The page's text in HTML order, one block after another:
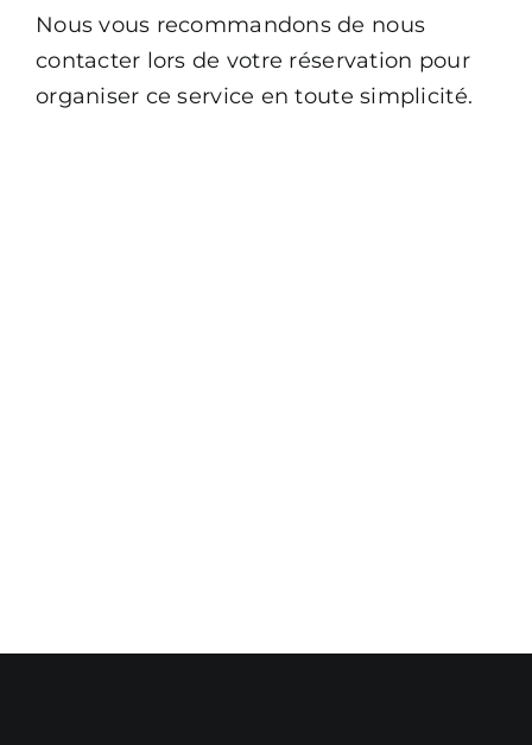
Contact
Nous vous recommandons de nous
contacter lors de votre réservation pour
organiser ce service en toute simplicité.